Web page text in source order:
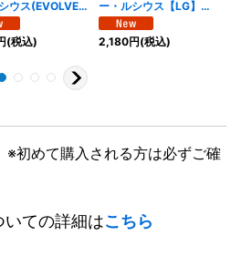
ウス(EVOLVE)
111}《ニ
ル》
(税込)
ー・ルシウス【LG】
{BP21-110}《ニュート
ラル》
2,180円(税込)
※初めて購入される方は必ずご確
ての詳細はこちら